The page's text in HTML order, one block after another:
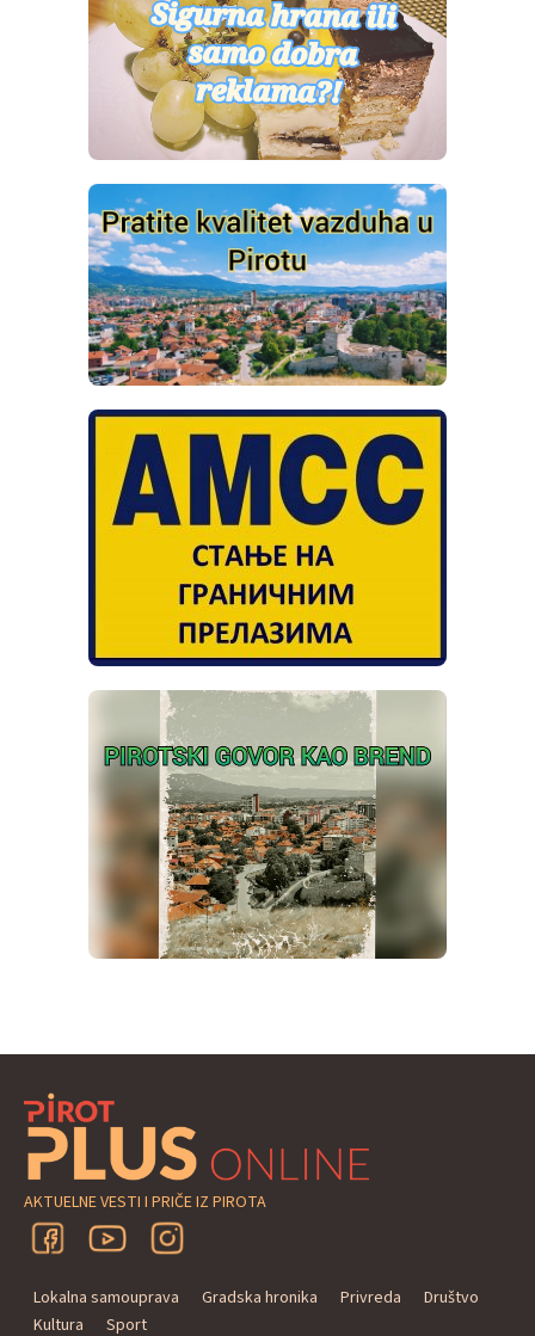
AKTUELNE VESTI I PRIČE IZ PIROTA
Lokalna samouprava Gradska hronika Privreda
Društvo
Kultura
Sport